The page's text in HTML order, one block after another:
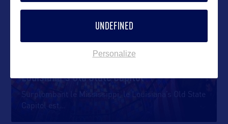
DANS LA MÊME CATEGORIE
Louisiana's Old State Capitol
Surplombant le Mississippi, le Louisiana’s Old State
Capitol est
UNDEFINED
Personalize